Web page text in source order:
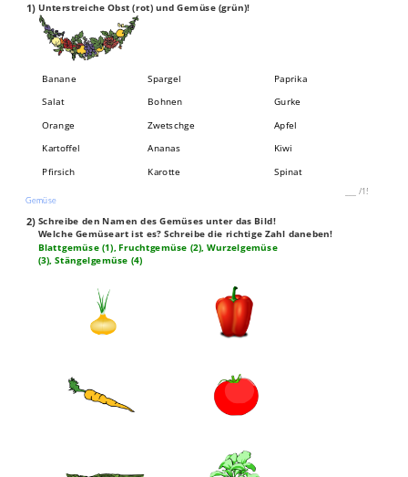
1) Unterstreiche Obst (rot) und Gemüse (grün)!
Banane Spargel Paprika
Salat Bohnen Gurke
Orange Zwetschge
Apfel
Kartoffel
Ananas
Kiwi
Pfirsich
Karotte Spinat
/15P
Gemüse
2) Schreibe den Namen des Gemüses unter das Bild!
Welche Gemüseart ist es? Schreibe die richtige Zahl daneben!
Blattgemüse (1), Fruchtgemüse (2), Wurzelgemüse
(3), Stängelgemüse (4)